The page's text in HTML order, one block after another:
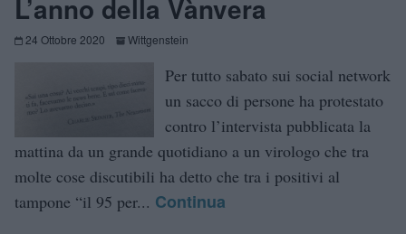
L’anno della Vànvera
24 Ottobre 2020 Wittgenstein
Per tutto sabato sui social network
un sacco di persone ha protestato
contro l’intervista pubblicata la
mattina da un grande quotidiano a un virologo che tra
molte cose discutibili ha detto che tra i positivi al
tampone “il 95 per... Continua